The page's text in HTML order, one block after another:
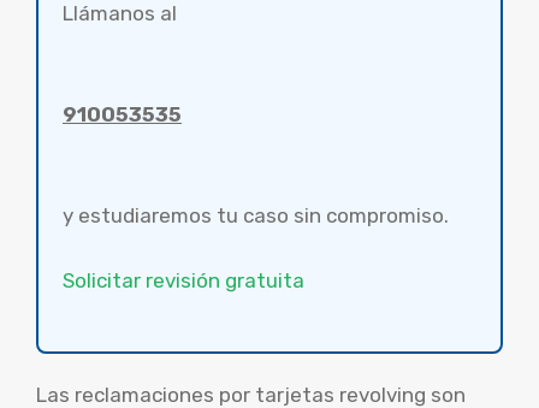
Llámanos al
910053535
y estudiaremos tu caso sin compromiso.
Solicitar revisión gratuita
Las reclamaciones por tarjetas revolving son